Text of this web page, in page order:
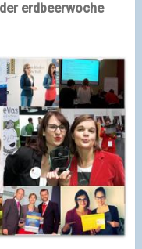
erdbeerwoche